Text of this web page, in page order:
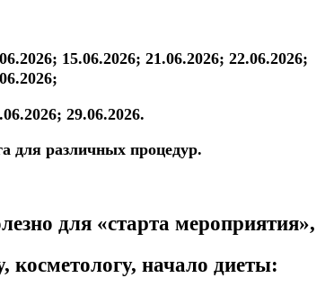
15.06.2026; 21.06.2026; 22.06.2026;
29.06.2026.
для различных процедур.
для «старта мероприятия»,
косметологу, начало диеты: